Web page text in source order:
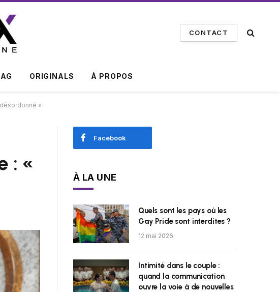
CONTACT
ORIGINALS À PROPOS
»
: «
Facebook
À LA UNE
Quels sont les pays où les
Gay Pride sont interdites ?
12 mai 2026
Intimité dans le couple :
quand la communication
ouvre la voie à de nouvelles